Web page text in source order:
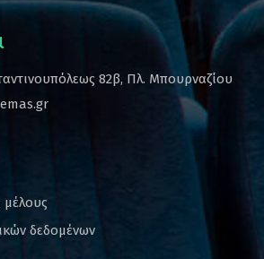
82β, Πλ. Μπουρναζίου
δεδομένων